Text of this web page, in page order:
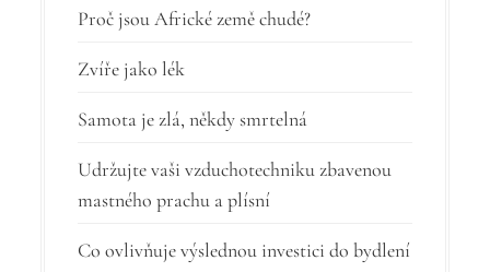
r
o
ř
í
s
p
Proč jsou Africké země chudé?
Zvíře jako lék
Samota je zlá, někdy smrtelná
Udržujte vaši vzduchotechniku zbavenou
mastného prachu a plísní
Co ovlivňuje výslednou investici do bydlení